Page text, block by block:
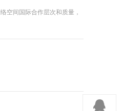
空间国际合作层次和质量，